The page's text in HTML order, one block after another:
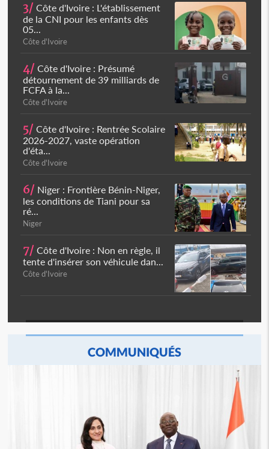
3/ Côte d'Ivoire : L'établissement
de la CNI pour les enfants dès
05...
Côte d'Ivoire
4/ Côte d'Ivoire : Présumé
détournement de 39 milliards de
FCFA à la...
Côte d'Ivoire
5/ Côte d'Ivoire : Rentrée Scolaire
2026-2027, vaste opération
d'éta...
Côte d'Ivoire
6/ Niger : Frontière Bénin-Niger,
les conditions de Tiani pour sa
ré...
Niger
7/ Côte d'Ivoire : Non en règle, il
tente d'insérer son véhicule dan...
Côte d'Ivoire
COMMUNIQUÉS